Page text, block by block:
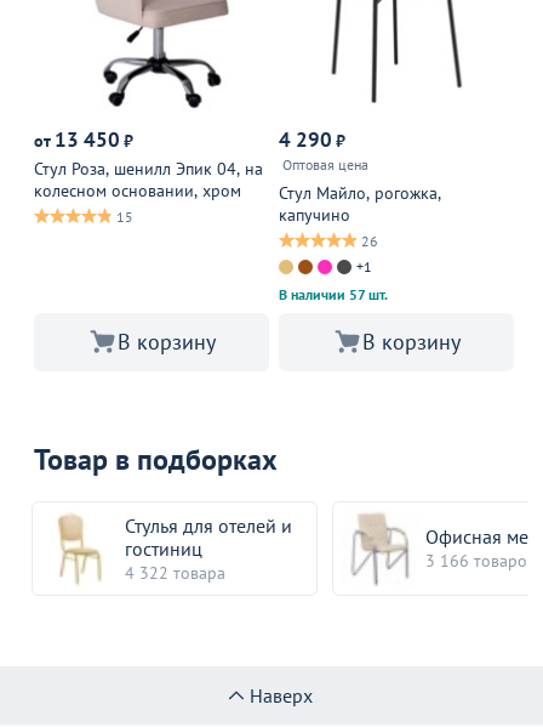
от 13 450 ₽
Стул Роза, шенилл Эпик 04, на
колесном основании, хром
15
В корзину
4 290 ₽
Оптовая цена
Стул Майло, рогожка,
капучино
26
+1
В наличии 57 шт.
В корзину
Товар в подборках
Стулья для отелей и
гостиниц
4 322 товара
Офисная
3 166 товаров
Наверх